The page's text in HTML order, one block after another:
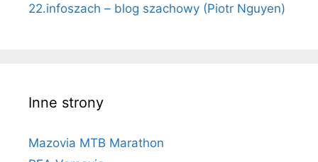
22.infoszach – blog szachowy (Piotr Nguyen)
Inne strony
Mazovia MTB Marathon